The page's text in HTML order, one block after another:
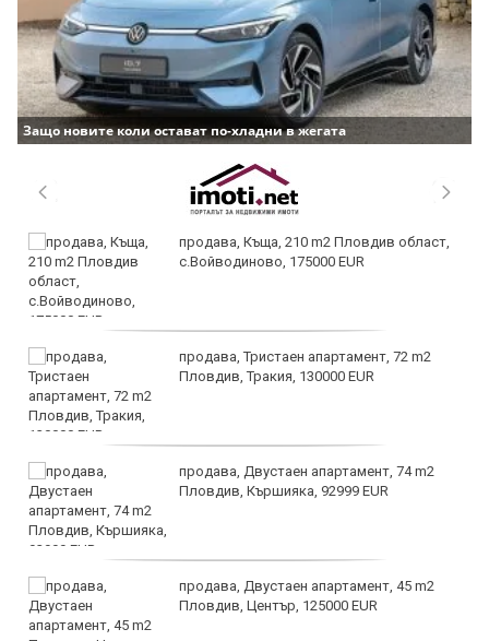
Защо новите коли остават по-хладни в жегата
продава, Къща, 210 m2 Пловдив област,
с.Войводиново, 175000 EUR
продава, Тристаен апартамент, 72 m2
Пловдив, Тракия, 130000 EUR
продава, Двустаен апартамент, 74 m2
Пловдив, Кършияка, 92999 EUR
продава, Двустаен апартамент, 45 m2
Пловдив, Център, 125000 EUR